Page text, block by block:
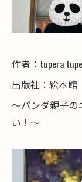
作者：tupera
出版社：絵本館
～パンダ親子の
い！～